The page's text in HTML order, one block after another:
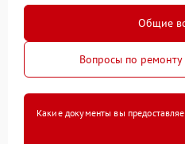
Общие
Вопросы по ремонту
Какие документы вы